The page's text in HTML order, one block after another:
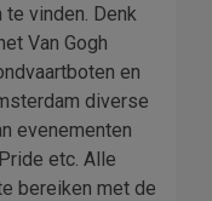
vinden. Denk
Van Gogh
en
diverse
evenementen
etc. Alle
bereiken met de